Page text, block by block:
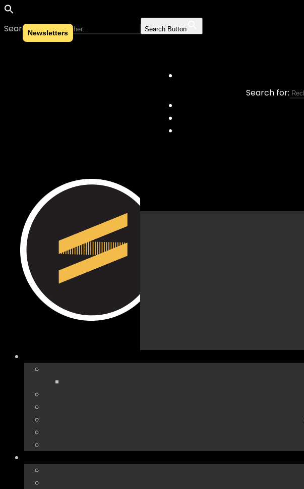
Search for: Search Button
Skip to content
Search for:
Newsletters